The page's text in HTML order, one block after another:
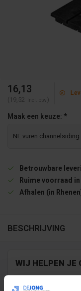
16,13
(19,52 Incl. btw )
Maak een keuze: *
Betrouwbare
Ruime voorraad
Afhalen (in
BESCHRIJVING
WIJ HELPEN JE